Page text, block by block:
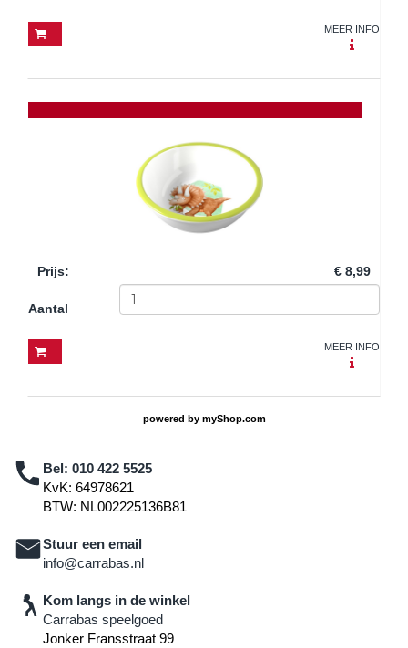
MEER INFO
Prijs: € 8,99
Aantal
MEER INFO
powered by myShop.com
Bel: 010 422 5525
KvK: 64978621
BTW: NL002225136B81
Stuur een email
info@carrabas.nl
Kom langs in de winkel
Carrabas speelgoed
Jonker Fransstraat 99